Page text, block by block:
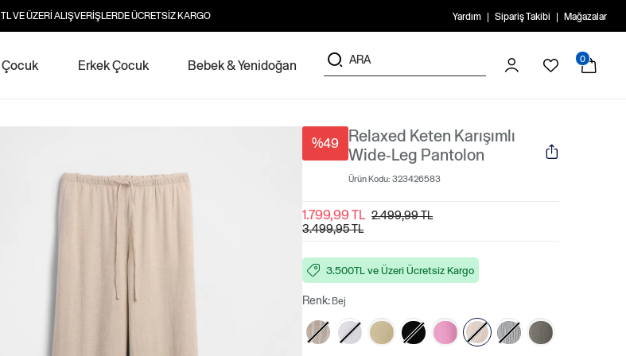
VE ÜZERİ ALIŞVERİŞLERDE ÜCRETSİZ KARGO Yardım Sipariş Takibi Mağazalar
Çocuk Erkek Çocuk Bebek & Yenidoğan 0
%49
Relaxed Keten Karışımlı
Wide-Leg Pantolon
Ürün Kodu: 323426583
1.799,99 TL 2.499,99 TL
3.499,95 TL
3.500TL ve Üzeri Ücretsiz Kargo
Renk: Bej